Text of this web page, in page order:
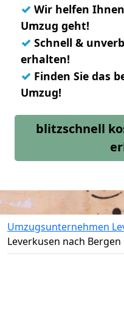
✓ Wir helfen
Umzug geht!
✓ Schnell &
erhalten!
✓ Finden Sie das
Umzug!
blitzschnell
Umzugsunternehmen
Leverkusen nach Bergen